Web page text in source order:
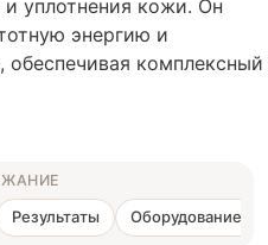
уплотнения кожи. Он
энергию и
обеспечивая комплексный
Результаты Оборудование/